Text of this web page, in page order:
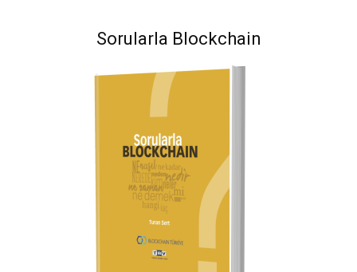
Sorularla Blockchain